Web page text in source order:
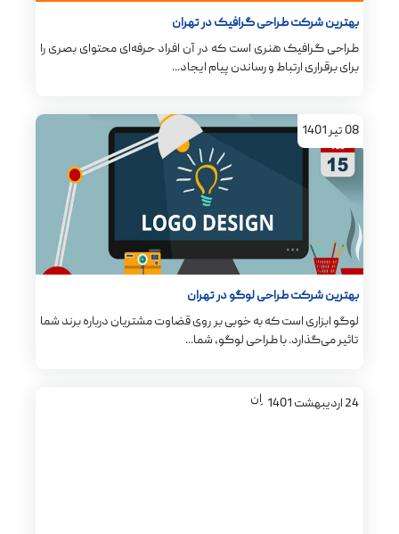
بهترین شرکت طراحی گرافیک در تهران
طراحی گرافیک هنری است که در آن افراد حرفه‌ای محتوای بصری را
برای برقراری ارتباط و رساندن پیام ایجاد...
08تیر1401
بهترین شرکت طراحی لوگو در تهران
لوگو ابزاری است که به خوبی بر روی قضاوت مشتریان درباره برند شما
تاثیر می‌گذارد. با طراحی لوگو، شما...
24 اردیبهشت 1401